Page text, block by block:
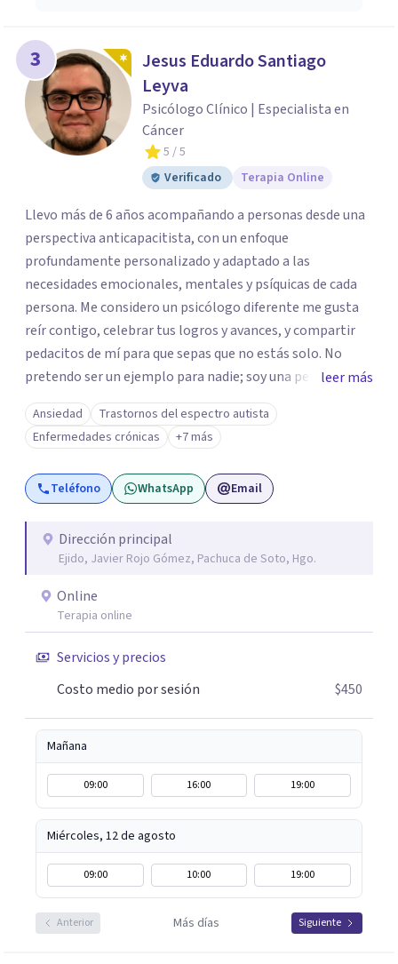
3
Jesus Eduardo Santiago
Leyva
Psicólogo Clínico | Especialista en
Cáncer
5 / 5
Verificado
Terapia Online
Llevo más de 6 años acompañando a personas desde una
perspectiva anticapacitista, con un enfoque
profundamente personalizado y adaptado a las
necesidades emocionales, mentales y psíquicas de cada
persona. Me considero un psicólogo diferente me gusta
reír contigo, celebrar tus logros y avances, y compartir
pedacitos de mí para que sepas que no estás solo. No
pretendo ser un ejemplo para nadie; soy una persona que
también sufre, llora, ríe y grita. Para mí, tu salud, tu paz y
tu tranquilidad siempre estarán por encima de lo
económico. A lo largo de mi camino he cuestionado
muchas de las reglas rígidas que aprendí en la formación
tradicional, porque creo que antes que las técnicas se
que el proceso terapéutico tenga sentido. Trabajo
especialmente con procesos de duelo Y psicooncología,
Si tú o algún familiar están atravesando un proceso
relacionado con cáncer, puedes escribirme por WhatsApp
para agendar una primera sesión gratuita. Y si estás
alguien, también puedes contactarme: la primera
conversación no tiene costo.
leer más
Ansiedad
Trastornos del espectro autista
Enfermedades crónicas
+7 más
Teléfono WhatsApp Email
Dirección principal
Ejido, Javier Rojo Gómez, Pachuca de Soto, Hgo.
Online
Terapia online
Servicios y precios
Costo medio por sesión
$450
Mañana
09:00 16:00 19:00
Miércoles, 12 de agosto
09:00 10:00 19:00
Anterior Más días Siguiente